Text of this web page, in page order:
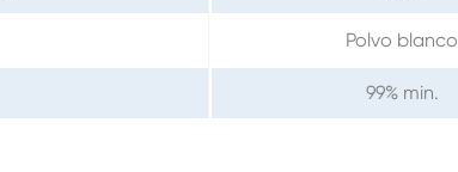
Polvo blanco
99% min.